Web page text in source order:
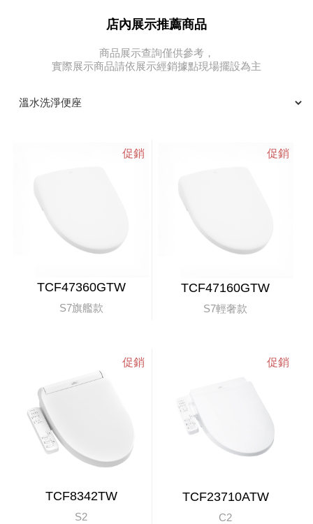
店內展示推薦商品
商品展示查詢僅供參考，
實際展示商品請依展示經銷據點現場擺設為主
TCF47360GTW
S7旗艦款
TCF47160GTW
S7輕奢款
TCF8342TW
S2
TCF23710ATW
C2